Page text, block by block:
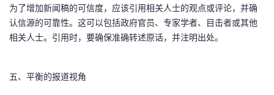
为了增加新闻稿的可信度，应该引用相关人士的观点或评论，并确
认信源的可靠性。这可以包括政府官员、专家学者、目击者或其他
相关人士。引用时，要确保准确转述原话，并注明出处。
五、平衡的报道视角